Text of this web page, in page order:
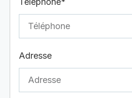
Adresse